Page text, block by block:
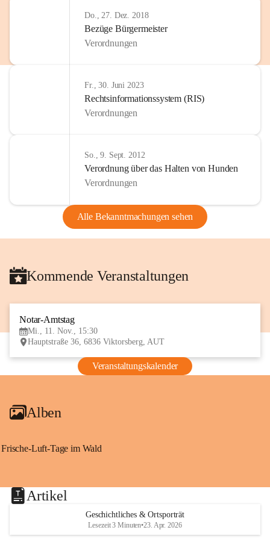
Do., 27. Dez. 2018
Bezüge Bürgermeister
Verordnungen
Fr., 30. Juni 2023
Rechtsinformationssystem (RIS)
Verordnungen
So., 9. Sept. 2012
Verordnung über das Halten von Hunden
Verordnungen
Alle Bekanntmachungen sehen
Kommende Veranstaltungen
Notar-Amtstag
Mi., 11. Nov., 15:30
Hauptstraße 36, 6836 Viktorsberg, AUT
Veranstaltungskalender
Alben
Frische-Luft-Tage im Wald
Artikel
Geschichtliches & Ortsporträt
Lesezeit 3 Minuten•23. Apr. 2026